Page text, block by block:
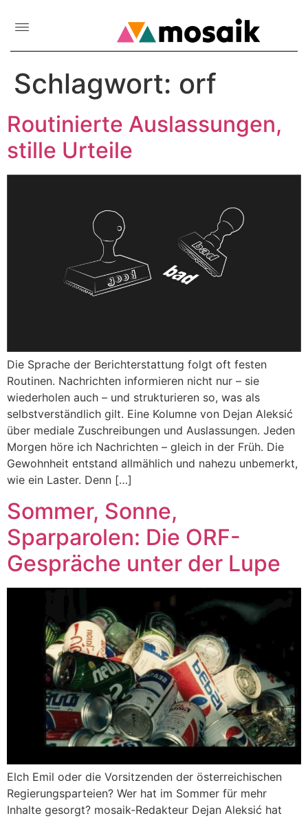
Schlagwort: orf
Routinierte Auslassungen,
stille Urteile
Die Sprache der Berichterstattung folgt oft festen
Routinen. Nachrichten informieren nicht nur – sie
wiederholen auch – und strukturieren so, was als
selbstverständlich gilt. Eine Kolumne von Dejan Aleksić
über mediale Zuschreibungen und Auslassungen. Jeden
Morgen höre ich Nachrichten – gleich in der Früh. Die
Gewohnheit entstand allmählich und nahezu unbemerkt,
wie ein Laster. Denn […]
Sommer, Sonne,
Sparparolen: Die ORF-
Gespräche unter der Lupe
Elch Emil oder die Vorsitzenden der österreichischen
Regierungsparteien? Wer hat im Sommer für mehr
Inhalte gesorgt? mosaik-Redakteur Dejan Aleksić hat